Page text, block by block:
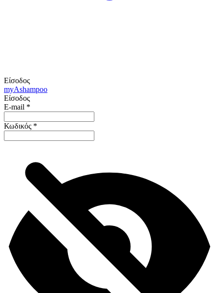
Είσοδος
myAshampoo
Είσοδος
E-mail *
Κωδικός *